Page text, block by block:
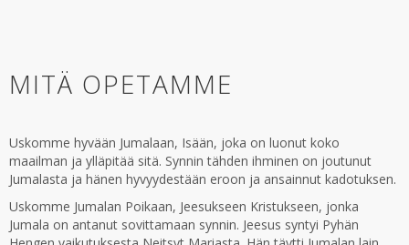
MITÄ OPETAMME
Uskomme hyvään Jumalaan, Isään, joka on luonut koko
maailman ja ylläpitää sitä. Synnin tähden ihminen on joutunut
Jumalasta ja hänen hyvyydestään eroon ja ansainnut kadotuksen.
Uskomme Jumalan Poikaan, Jeesukseen Kristukseen, jonka
Jumala on antanut sovittamaan synnin. Jeesus syntyi Pyhän